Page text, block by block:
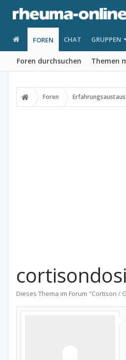
FOREN
Foren durchsuchen Themen
CHAT GRUPPEN
Foren
Dieses Thema im Forum "Cortison /